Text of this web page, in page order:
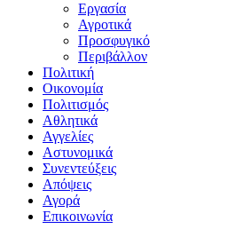
Εργασία
Αγροτικά
Προσφυγικό
Περιβάλλον
Πολιτική
Οικονομία
Πολιτισμός
Αθλητικά
Αγγελίες
Αστυνομικά
Συνεντεύξεις
Απόψεις
Αγορά
Επικοινωνία